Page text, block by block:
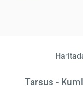
Tarsus -